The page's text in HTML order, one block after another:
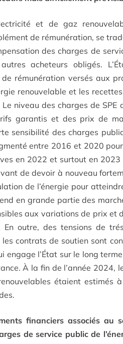
et de gaz
de rémunération, se
des charges de
acheteurs obligés.
rémunération versés aux
renouvelable et les
niveau des charges de SPE
garantis et des prix de
sensibilité des charges
entre 2016 et 2020
en 2022 et surtout en
de devoir à nouveau
de l’énergie pour
en grande partie des
aux variations de prix et
En outre, des tensions de
contrats de soutien sont
engage l’État sur le long
À la fin de l’année 2024,
étaient estimés
financiers associés au
de service public de